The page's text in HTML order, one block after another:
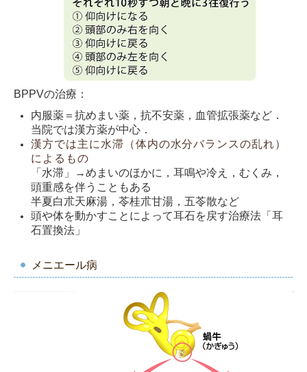
BPPVの治療：
内服薬＝抗めまい薬，抗不安薬，血管拡張薬など．
当院では漢方薬が中心．
漢方では主に水滞（体内の水分バランスの乱れ）
によるもの
「水滞」→めまいのほかに，耳鳴や冷え，むくみ，
頭重感を伴うこともある
半夏白朮天麻湯，苓桂朮甘湯，五苓散など
頭や体を動かすことによって耳石を戻す治療法「耳
石置換法」
メニエール病